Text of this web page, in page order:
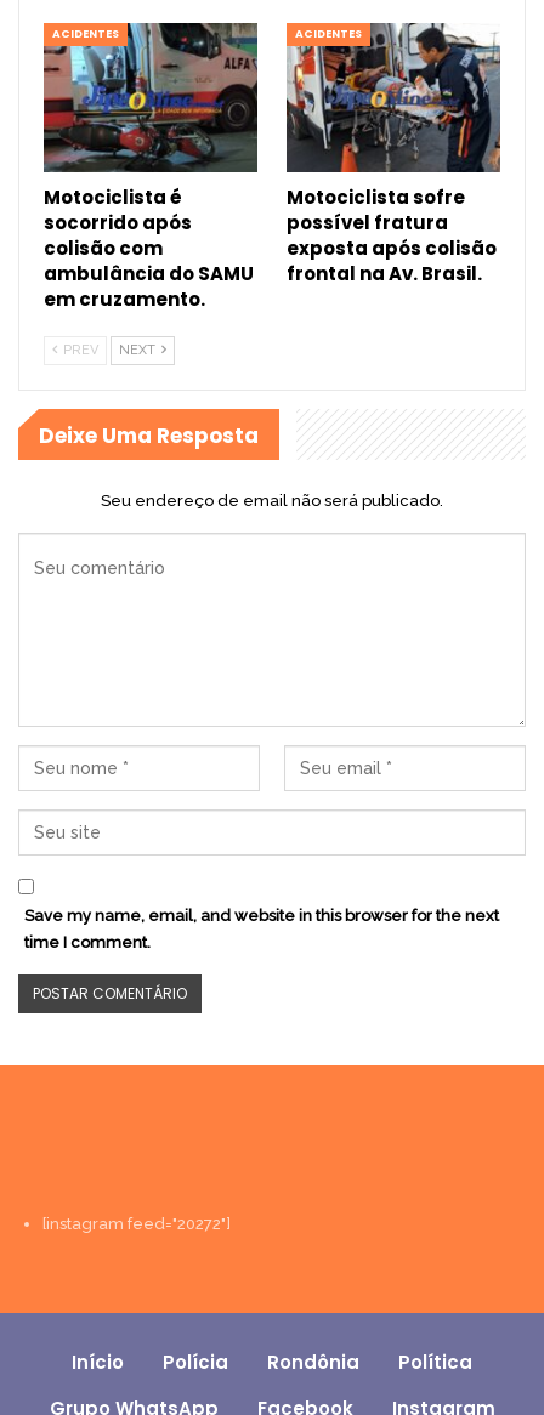
ACIDENTES
Motociclista é
socorrido após
colisão com
ambulância do SAMU
em cruzamento.
ACIDENTES
Motociclista sofre
possível fratura
exposta após colisão
frontal na Av. Brasil.
PREV NEXT
Deixe Uma Resposta
Seu endereço de email não será publicado.
Save my name, email, and website in this browser for the next
time I comment.
[instagram feed="20272"]
Início Polícia Rondônia
Política
Grupo WhatsApp
Facebook Instagram